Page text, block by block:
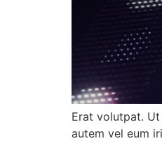
Erat volutpat.
autem vel eum